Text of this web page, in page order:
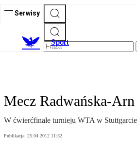
Serwisy
Sport
Mecz Radwańska-
W ćwierćfinale turnieju WTA w
Publikacja: 25.04.2012 11:32